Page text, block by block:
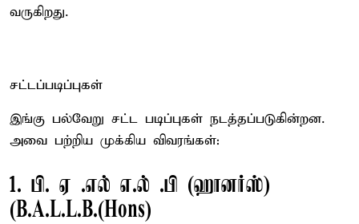
வருகிறது.
சட்டப்படிப்புகள்
இங்கு பல்வேறு சட்ட படிப்புகள் நடத்தப்படுகின்றன.
அவை பற்றிய முக்கிய விவரங்கள்:
1. பி. ஏ .எல் எ.ல் .பி (ஹானர்ஸ்)
(B.A.L.L.B.(Hons)